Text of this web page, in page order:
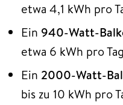
etwa 4,1 kWh pro
Ein 940-Watt-
etwa 6 kWh pro Tag
Ein 2000-Watt-
bis zu 10 kWh pro